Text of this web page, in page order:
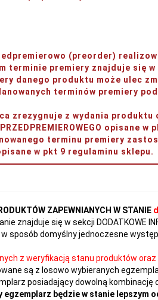
(preorder)
terminie premiery znajduje się w
danego produktu może ulec
terminów premiery
zrezygnuje z wydania produktu
PRZEDPREMIEROWEGO opisane
terminu premiery
opisane w pkt 9 regulaminu sklepu.
ZAPEWNIANYCH W STANIE
znajduje się w sekcji DODATKOWE
sposób domyślny jednoczesne
z weryfikacją stanu produktów
są z losowo wybieranych
posiadający dowolną kombinację
egzemplarz będzie w stanie lepszym